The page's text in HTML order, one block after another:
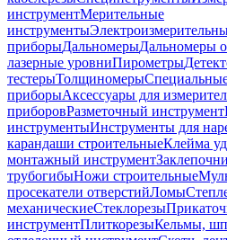
инструментМерительные
инструменты
приборыДальномерыДальномеры
лазерные уровниПирометры
тестерыТолщиномеры
приборыАксессуары для
приборовРазметочный инструмент
инструментыИнструменты для
карандаши строительныеКлейма
монтажный инструмент
трубогибыНожи строительные
просекатели отверстийЛомы
механическиеСтеклорезы
инструментПлиткорезыКельмы,